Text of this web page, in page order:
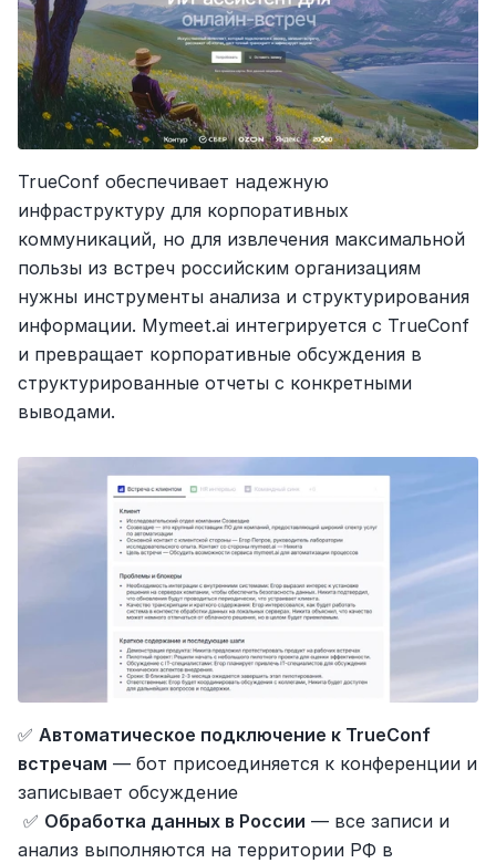
TrueConf обеспечивает надежную
инфраструктуру для корпоративных
коммуникаций, но для извлечения максимальной
пользы из встреч российским организациям
нужны инструменты анализа и структурирования
информации. Mymeet.ai интегрируется с TrueConf
и превращает корпоративные обсуждения в
структурированные отчеты с конкретными
выводами.
✅ Автоматическое подключение к TrueConf
встречам — бот присоединяется к конференции и
записывает обсуждение
✅ Обработка данных в России — все записи и
анализ выполняются на территории РФ в